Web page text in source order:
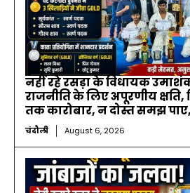
नहीं रहे रसड़ा के विधायक
राजनीति के लिए अपूरणीय
तक कारोबार, न दोस्त समझ
चंदौली August 6, 2026